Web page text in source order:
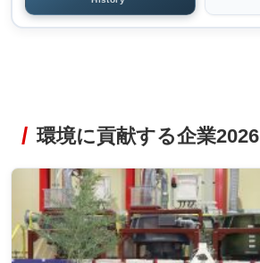
環境に貢献する企業2026